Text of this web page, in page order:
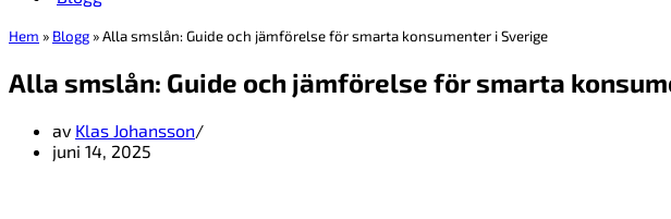
Hem » Blogg »Alla smslån: Guide och jämförelse för smarta konsumenter i Sverige
Alla smslån: Guide och jämförelse för smarta
av Klas Johansson
juni 14, 2025